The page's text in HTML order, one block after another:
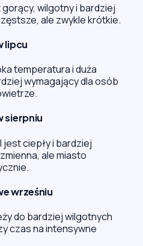
wilgotny i bardziej
ale zwykle krótkie.
lipcu
temperatura i duża
wymagający dla osób
sierpniu
jest ciepły i bardziej
ale miasto
wrześniu
do bardziej wilgotnych
czas na intensywne